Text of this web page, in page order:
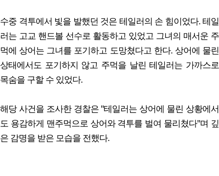
수중 격투에서 빛을 발했던 것은 테일러의 손 힘이었다. 테일
러는 고교 핸드볼 선수로 활동하고 있었고 그녀의 매서운 주
먹에 상어는 그녀를 포기하고 도망쳤다고 한다. 상어에 물린
상태에서도 포기하지 않고 주먹을 날린 테일러는 가까스로
목숨을 구할 수 있었다.
해당 사건을 조사한 경찰은 "테일러는 상어에 물린 상황에서
도 용감하게 맨주먹으로 상어와 격투를 벌여 물리쳤다"며 깊
은 감명을 받은 모습을 전했다.